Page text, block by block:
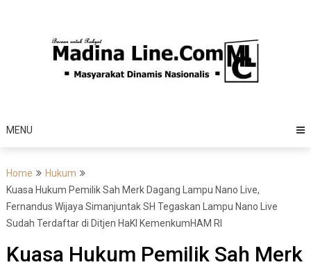
MENU
Home
Hukum
Kuasa Hukum Pemilik Sah Merk Dagang Lampu Nano Live,
Fernandus Wijaya Simanjuntak SH Tegaskan Lampu Nano Live
Sudah Terdaftar di Ditjen HaKI KemenkumHAM RI
Kuasa Hukum Pemilik Sah Merk